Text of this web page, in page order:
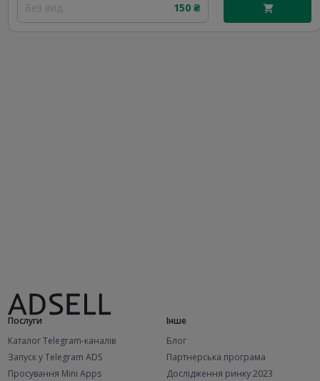
Без вид.. 150 ₴
Послуги
Каталог Telegram-каналів
Запуск у Telegram ADS
Просування Mini Apps
Інше
Блог
Партнерська програма
Дослідження ринку 2023